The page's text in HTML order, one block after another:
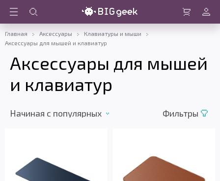
Войти
Главная Аксессуары
Клавиатуры и мыши
Аксессуары для мышей и клавиатур
Аксессуары для мышей
и клавиатур
Начиная c популярных Фильтры